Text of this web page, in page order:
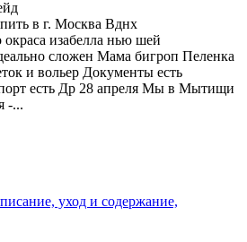
в г. Москва Вднх
изабелла нью шей
сложен Мама бигроп Пеленка
и вольер Документы есть
есть Др 28 апреля Мы в Мытищи
-...
уход и содержание,